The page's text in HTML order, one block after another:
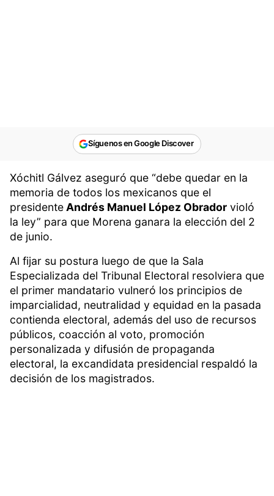
Síguenos en Google Discover
Xóchitl Gálvez aseguró que “debe quedar en la
memoria de todos los mexicanos que el
presidente Andrés Manuel López Obrador violó
la ley” para que Morena ganara la elección del 2
de junio.
Al fijar su postura luego de que la Sala
Especializada del Tribunal Electoral resolviera que
el primer mandatario vulneró los principios de
imparcialidad, neutralidad y equidad en la pasada
contienda electoral, además del uso de recursos
públicos, coacción al voto, promoción
personalizada y difusión de propaganda
electoral, la excandidata presidencial respaldó la
decisión de los magistrados.